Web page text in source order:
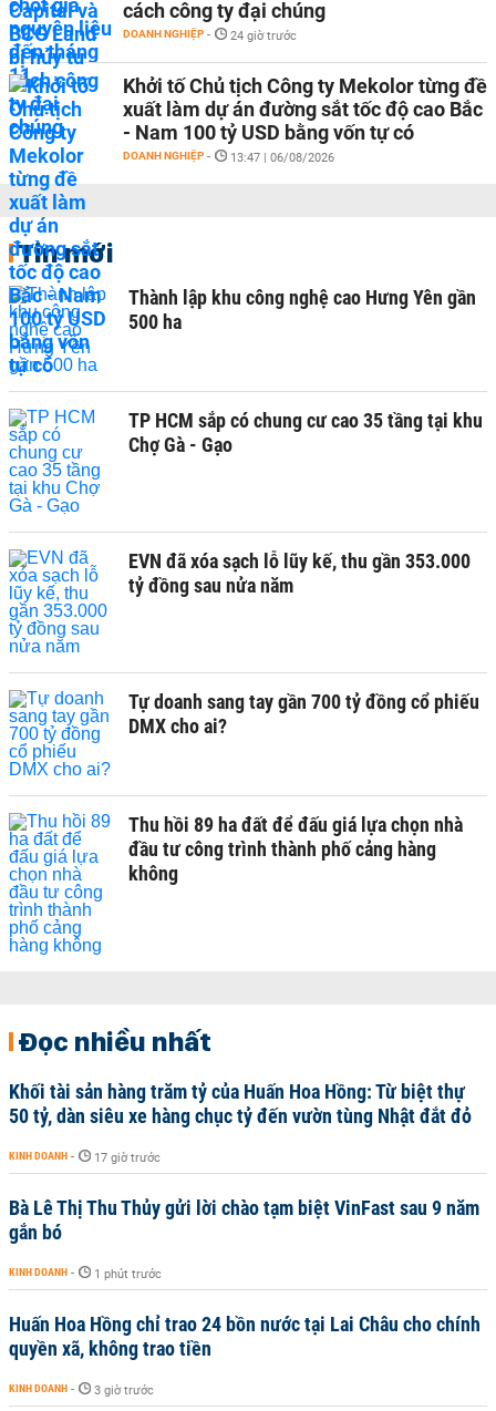
cách công ty đại chúng
DOANH NGHIỆP - 24 giờ trước
Khởi tố Chủ tịch Công ty Mekolor từng đề
xuất làm dự án đường sắt tốc độ cao Bắc
- Nam 100 tỷ USD bằng vốn tự có
DOANH NGHIỆP - 13:47 | 06/08/2026
Tin mới
Thành lập khu công nghệ cao Hưng Yên gần
500 ha
TP HCM sắp có chung cư cao 35 tầng tại khu
Chợ Gà - Gạo
EVN đã xóa sạch lỗ lũy kế, thu gần 353.000
tỷ đồng sau nửa năm
Tự doanh sang tay gần 700 tỷ đồng cổ phiếu
DMX cho ai?
Thu hồi 89 ha đất để đấu giá lựa chọn nhà
đầu tư công trình thành phố cảng hàng
không
Đọc nhiều nhất
Khối tài sản hàng trăm tỷ của Huấn Hoa Hồng: Từ biệt thự
50 tỷ, dàn siêu xe hàng chục tỷ đến vườn tùng Nhật đắt đỏ
KINH DOANH - 17 giờ trước
Bà Lê Thị Thu Thủy gửi lời chào tạm biệt VinFast sau 9 năm
gắn bó
KINH DOANH - 1 phút trước
Huấn Hoa Hồng chỉ trao 24 bồn nước tại Lai Châu cho chính
quyền xã, không trao tiền
KINH DOANH - 3 giờ trước